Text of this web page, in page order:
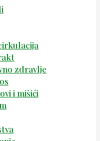
zdravlje
i mišići